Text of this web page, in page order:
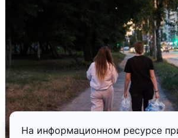
На информационном ресурсе